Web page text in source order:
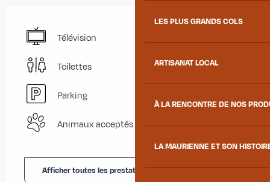
LES PLUS GRANDS COLS
ARTISANAT LOCAL
À LA RENCONTRE DE NOS
LA MAURIENNE ET SON
Télévision
Toilettes
Parking
Animaux acceptés
Afficher toutes les prestations